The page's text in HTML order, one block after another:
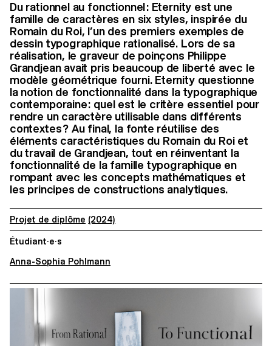
Du rationnel au fonctionnel : Eternity est une
famille de caractères en six styles, inspirée du
Romain du Roi, l’un des premiers exemples de
dessin typographique rationalisé. Lors de sa
réalisation, le graveur de poinçons Philippe
Grandjean avait pris beaucoup de liberté avec le
modèle géométrique fourni. Eternity questionne
la notion de fonctionnalité dans la typographique
contemporaine : quel est le critère essentiel pour
rendre un caractère utilisable dans différents
contextes ? Au final, la fonte réutilise des
éléments caractéristiques du Romain du Roi et
du travail de Grandjean, tout en réinventant la
fonctionnalité de la famille typographique en
rompant avec les concepts mathématiques et
les principes de constructions analytiques.
Projet de diplôme (2024)
Étudiant·e·s
Anna-Sophia Pohlmann